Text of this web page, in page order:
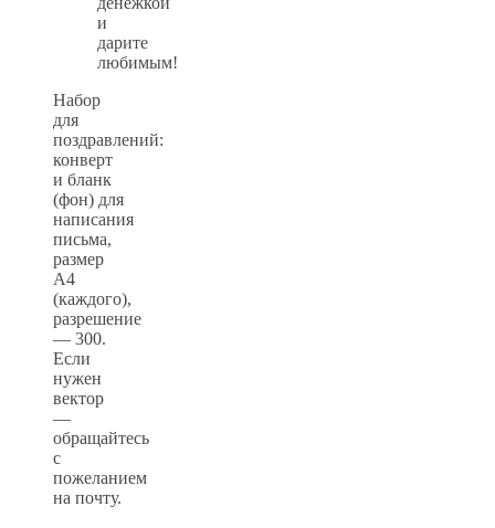
и
дарите
любимым!
Набор
для
поздравлений:
конверт
и бланк
(фон) для
написания
письма,
размер
А4
(каждого),
разрешение
— 300.
Если
нужен
вектор
—
обращайтесь
с
пожеланием
на почту.